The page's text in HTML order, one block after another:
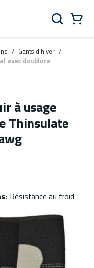
Rechercher
/ Gants d'hiver /
avec doublure
à usage
Thinsulate
: Résistance au froid